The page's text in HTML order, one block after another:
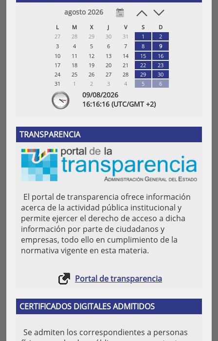
agosto 2026
L M X J V S
D
27
28 29 30 31 1
2
3
4 5 6 7 8
9
10
11 12 13 14 15
16
17
18 19 20 21 22
23
24
25 26 27 28 29
30
31
1 2 3 4 5 6
09/08/2026
16:16:17 (UTC/GMT +2)
TRANSPARENCIA
El portal de transparencia ofrece información
acerca de la actividad pública institucional y
permite ejercer el derecho de acceso a dicha
información por parte de ciudadanos y
empresas, todo ello en cumplimiento de la
normativa vigente en esta materia.
Portal de transparencia
CERTIFICADOS DIGITALES ADMITIDOS
Se admiten los correspondientes a personas